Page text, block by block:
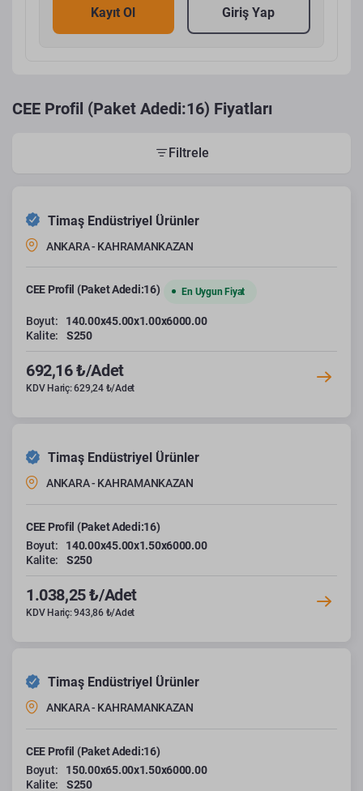
Kayıt Ol Giriş Yap
CEE Profil (Paket Adedi:16) Fiyatları
Filtrele
Timaş Endüstriyel Ürünler
ANKARA - KAHRAMANKAZAN
CEE Profil (Paket Adedi:16) En Uygun Fiyat
Boyut:
140.00x45.00x1.00x6000.00
Kalite:
S250
692,16 ₺/Adet
KDV Hariç: 629,24 ₺/Adet
Timaş Endüstriyel Ürünler
ANKARA - KAHRAMANKAZAN
CEE Profil (Paket Adedi:16)
Boyut:
140.00x45.00x1.50x6000.00
Kalite:
S250
1.038,25 ₺/Adet
KDV Hariç: 943,86 ₺/Adet
Timaş Endüstriyel Ürünler
ANKARA - KAHRAMANKAZAN
CEE Profil (Paket Adedi:16)
Boyut:
150.00x65.00x1.50x6000.00
Kalite:
S250